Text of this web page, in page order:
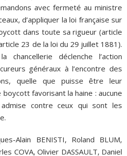
avec fermeté au ministre
d’appliquer la loi française sur
dans toute sa rigueur (article
23 de la loi du 29 juillet 1881).
chancellerie déclenche l’action
généraux à l’encontre des
quelle que puisse être leur
favorisant la haine : aucune
contre ceux qui sont les
Alain BENISTI, Roland BLUM,
COVA, Olivier DASSAULT, Daniel